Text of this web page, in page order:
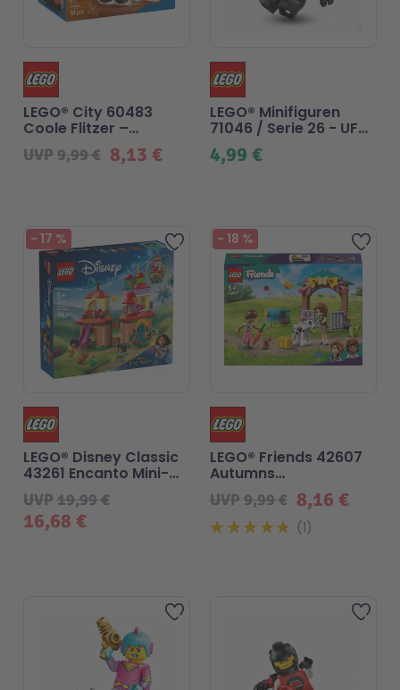
8,13 €
UVP9,99 €
LEGO® City 60483
Coole Flitzer –
Radlader 4,99 €
LEGO® Minifiguren
71046 / Serie 26 - UFO
Kostüm Fan
Zur Wunschliste
- 17 %
16,68 €
UVP19,99 €
LEGO® Disney Classic
43261 Encanto Mini-
Haus
- 18 %
8,16 €
UVP9,99 €
LEGO® Friends 42607
Autumns
Kälbchenstall
1
Zur Wunschliste